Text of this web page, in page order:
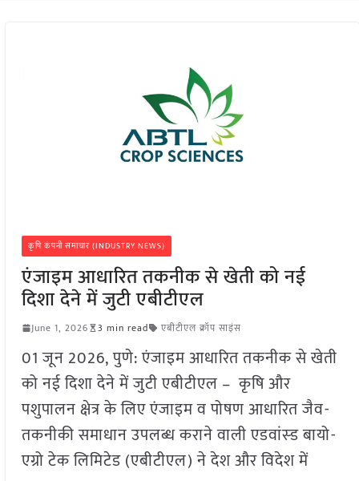
कृषि कंपनी समाचार (INDUSTRY NEWS)
एंजाइम आधारित तकनीक से खेती को नई
दिशा देने में जुटी एबीटीएल
June 1, 2026 3 min read एबीटीएल क्रॉप साइंस
01 जून 2026, पुणे: एंजाइम आधारित तकनीक से खेती
को नई दिशा देने में जुटी एबीटीएल – कृषि और
पशुपालन क्षेत्र के लिए एंजाइम व पोषण आधारित जैव-
तकनीकी समाधान उपलब्ध कराने वाली एडवांस्ड बायो-
एग्रो टेक लिमिटेड (एबीटीएल) ने देश और विदेश में